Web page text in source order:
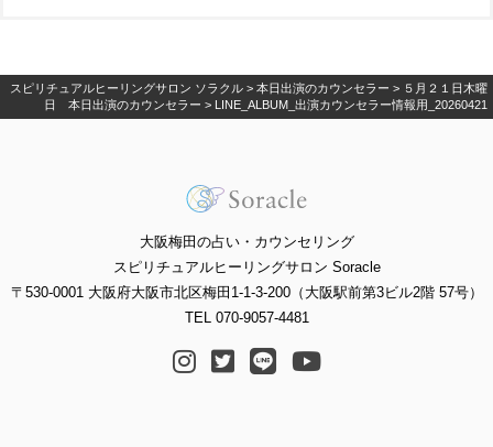
スピリチュアルヒーリングサロン ソラクル > 本日出演のカウンセラー > ５月２１日木曜
日 本日出演のカウンセラー > LINE_ALBUM_出演カウンセラー情報用_20260421
大阪梅田の占い・カウンセリング
スピリチュアルヒーリングサロン Soracle
〒530-0001 大阪府大阪市北区梅田1-1-3-200（大阪駅前第3ビル2階 57号）
TEL 070-9057-4481